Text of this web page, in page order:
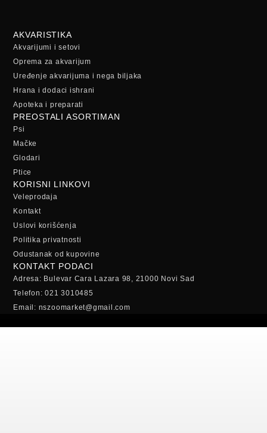
AKVARISTIKA
Akvarijumi i setovi
Oprema za akvarijum
Uređenje akvarijuma i nega biljaka
Hrana i dodaci ishrani
Apoteka i preparati
PREOSTALI ASORTIMAN
Psi
Mačke
Glodari
Ptice
KORISNI LINKOVI
Veleprodaja
Kontakt
Uslovi korišćenja
Politika privatnosti
Odustanak od kupovine
KONTAKT PODACI
Adresa: Bulevar Cara Lazara 98, 21000 Novi Sad
Telefon: 021 3010485
Email: nszoomarket@gmail.com